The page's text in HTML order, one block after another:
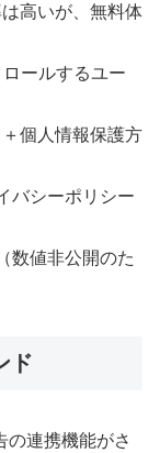
高いが、無料体
ールするユー
個人情報保護方
バシーポリシー
数値非公開のた
ド
の連携機能がさ